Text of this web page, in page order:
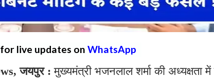
live updates on WhatsApp
जयपुर : मुख्यमंत्री भजनलाल शर्मा की अध्यक्षता